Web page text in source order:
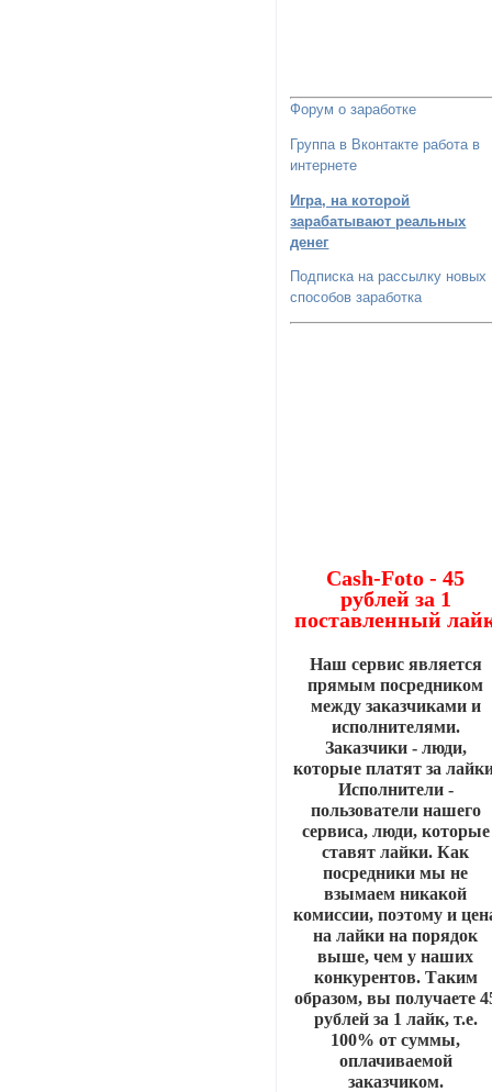
Форум о заработке
Группа в Вконтакте работа в
интернете
Игра, на которой
зарабатывают реальных
денег
Подписка на рассылку новых
способов заработка
Cash-Foto - 45
рублей за 1
поставленный
Наш сервис является
прямым посредником
между заказчиками и
исполнителями.
Заказчики - люди,
которые платят за
Исполнители -
пользователи нашего
сервиса, люди, которые
ставят лайки. Как
посредники мы не
взымаем никакой
комиссии, поэтому и
на лайки на порядок
выше, чем у наших
конкурентов. Таким
образом, вы получаете
рублей за 1 лайк, т.е.
100% от суммы,
оплачиваемой
заказчиком.